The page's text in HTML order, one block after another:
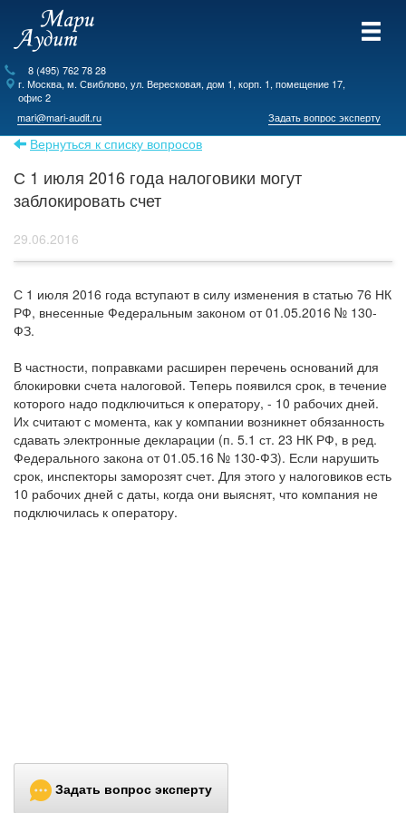
8 (495) 762 78 28
г. Москва, м. Свиблово,ул. Вересковая, дом 1, корп. 1, помещение 17,
офис 2
mari@mari-audit.ru
Задать вопрос эксперту
Вернуться к списку вопросов
С 1 июля 2016 года налоговики могут
заблокировать счет
29.06.2016
С 1 июля 2016 года вступают в силу изменения в статью 76 НК
РФ, внесенные Федеральным законом от 01.05.2016 № 130-
ФЗ.
В частности, поправками расширен перечень оснований для
блокировки счета налоговой. Теперь появился срок, в течение
которого надо подключиться к оператору, - 10 рабочих дней.
Их считают с момента, как у компании возникнет обязанность
сдавать электронные декларации (п. 5.1 ст. 23 НК РФ, в ред.
Федерального закона от 01.05.16 № 130-ФЗ). Если нарушить
срок, инспекторы заморозят счет. Для этого у налоговиков есть
10 рабочих дней с даты, когда они выяснят, что компания не
подключилась к оператору.
Задать вопрос эксперту